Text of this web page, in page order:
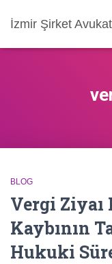
İzmir Şirket
BLOG
Vergi Ziyaı
Kaybının
Hukuki